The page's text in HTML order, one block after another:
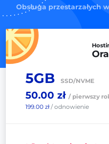
Obsługa przestarzałych
5GB SSD/NVME
50.00 zł / pierwszy
199.00 zł/ odnowienie